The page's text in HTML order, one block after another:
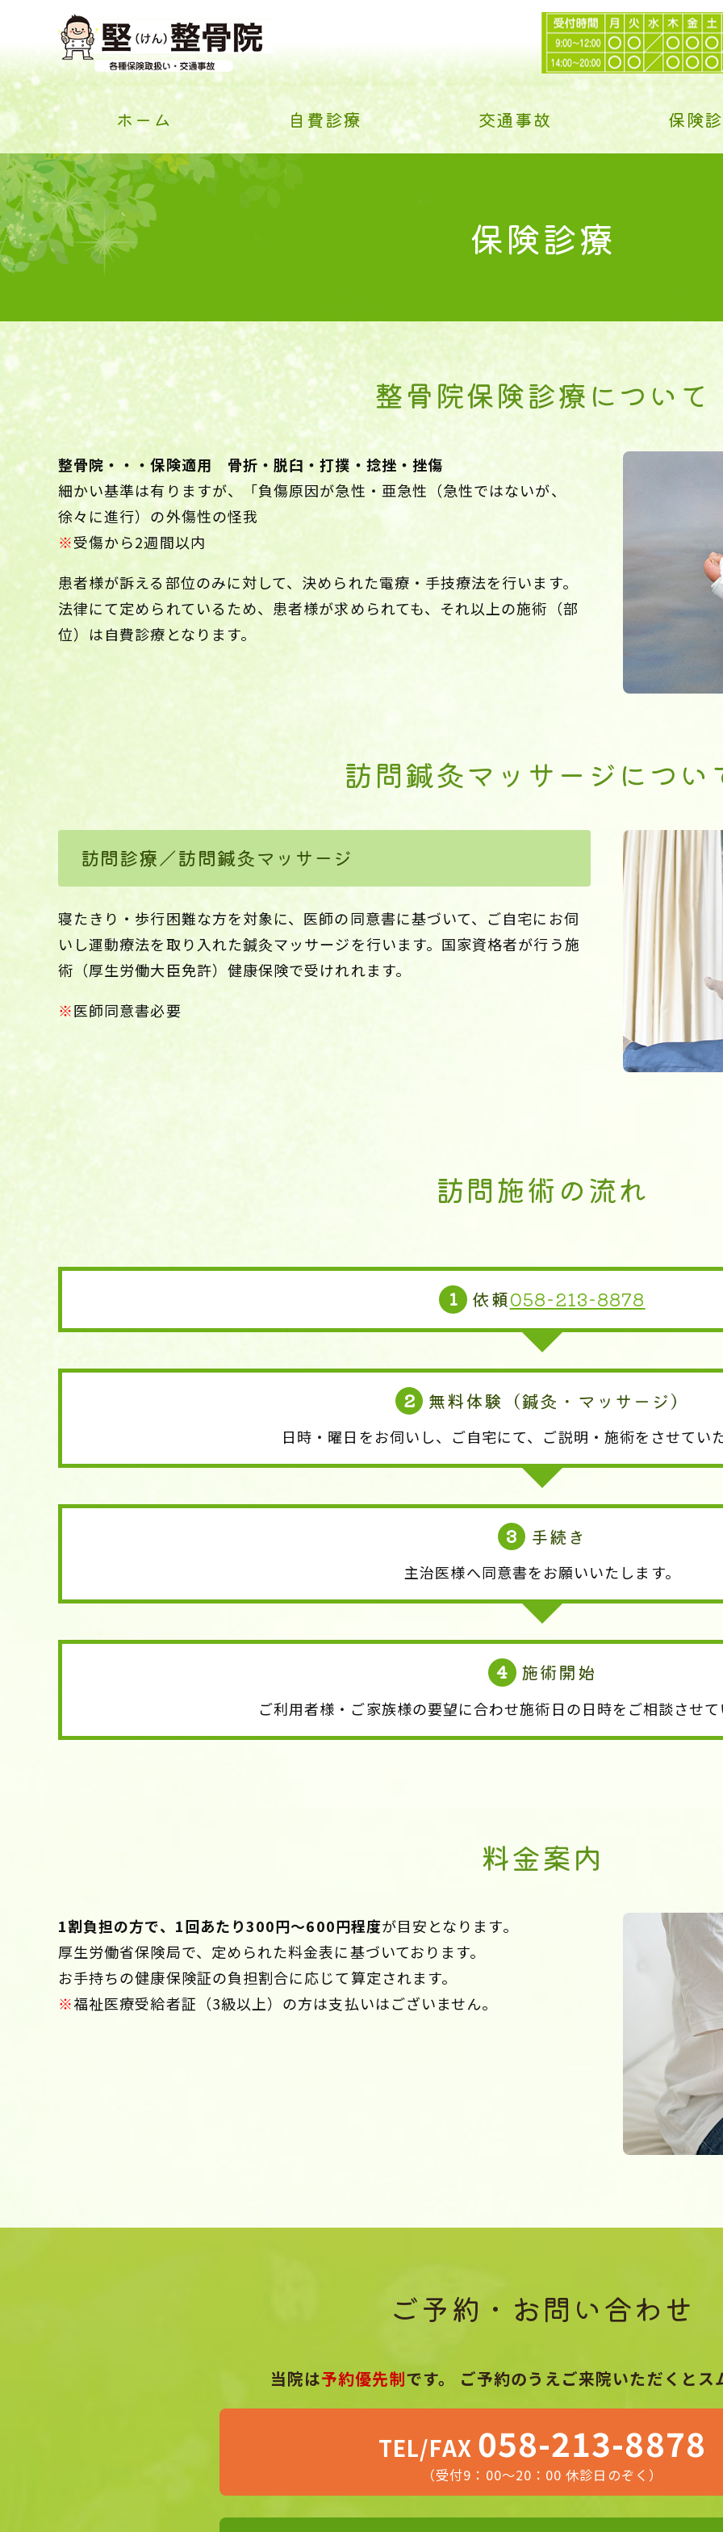
ホーム 自費診療 交通事故 保険
保険診療
整骨院保険診療について
整骨院・・・保険適用 骨折・脱臼・打撲・捻挫・挫傷
細かい基準は有りますが、「負傷原因が急性・亜急性（急性ではないが、
徐々に進行）の外傷性の怪我
※受傷から2週間以内
患者様が訴える部位のみに対して、決められた電療・手技療法を行います。
法律にて定められているため、患者様が求められても、それ以上の施術（部
位）は自費診療となります。
訪問鍼灸マッサージについ
訪問診療／訪問鍼灸マッサージ
寝たきり・歩行困難な方を対象に、医師の同意書に基づいて、ご自宅にお伺
いし運動療法を取り入れた鍼灸マッサージを行います。国家資格者が行う施
術（厚生労働大臣免許）健康保険で受けれれます。
※医師同意書必要
訪問施術の流れ
1 依頼058-213-8878
2 無料体験（鍼灸・マッサージ）
日時・曜日をお伺いし、ご自宅にて、ご説明・施術をさせてい
3 手続き
主治医様へ同意書をお願いいたします。
4 施術開始
ご利用者様・ご家族様の要望に合わせ施術日の日時をご相談させ
料金案内
1割負担の方で、1回あたり300円～600円程度が目安となります。
厚生労働省保険局で、定められた料金表に基づいております。
お手持ちの健康保険証の負担割合に応じて算定されます。
※福祉医療受給者証（3級以上）の方は支払いはございません。
ご予約・お問い合わせ
当院は予約優先制です。 ご予約のうえご来院いただくとス
TEL/FAX 058-213-8878
（受付9：00～20：00 休診日のぞく）